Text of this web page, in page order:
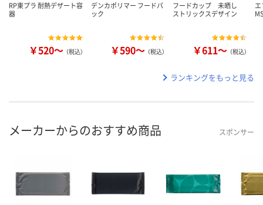
RP東プラ 耐熱デザート容
器
￥520～ （税込）
デンカポリマー フードパ
ック
￥590～ （税込）
フードカップ 未晒し
ストリックスデザイン
￥611～ （税込）
ランキングをもっと見る
メーカーからのおすすめ商品 スポンサー